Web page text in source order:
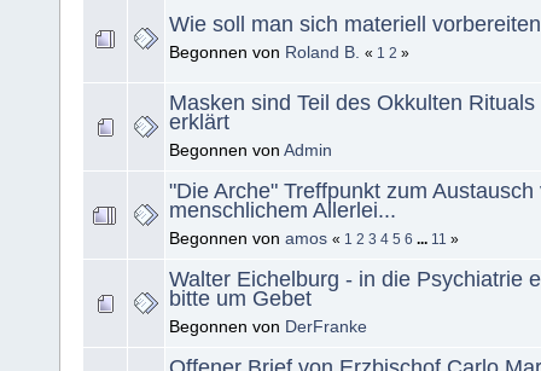
Wie soll man sich materiell
Begonnen von Roland B. « 1 2 »
Masken sind Teil des Okkulten
erklärt
Begonnen von Admin
"Die Arche" Treffpunkt zum Austausch
menschlichem Allerlei...
Begonnen von amos « 1 2 3 4 5 6 ... 11 »
Walter Eichelburg - in die Psychiatrie
bitte um Gebet
Begonnen von DerFranke